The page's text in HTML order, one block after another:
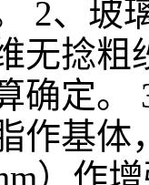
2、玻
无捻粗
确定
作基
）作